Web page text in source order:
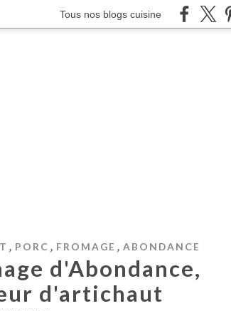
Tous nos blogs cuisine
, PORC , FROMAGE , ABONDANCE
d'Abondance,
d'artichaut